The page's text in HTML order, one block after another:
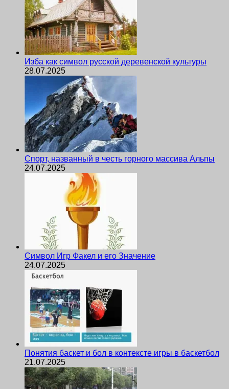
Изба как символ русской деревенской культуры
28.07.2025
Спорт, названный в честь горного массива Альпы
24.07.2025
Символ Игр Факел и его Значение
24.07.2025
Понятия баскет и бол в контексте игры в баскетбол
21.07.2025